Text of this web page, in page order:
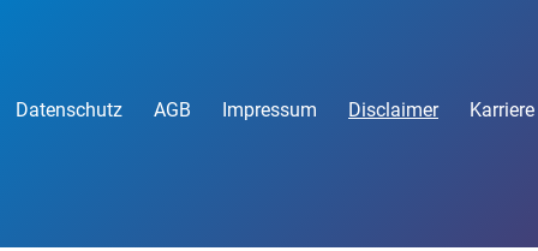
Datenschutz AGB Impressum Disclaimer Karriere